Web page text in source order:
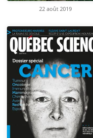
22 août 2019